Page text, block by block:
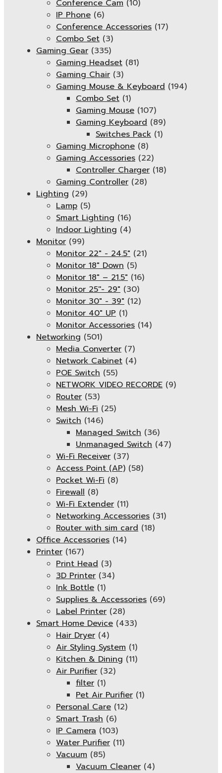
Conference Cam (10)
IP Phone (6)
Conference Accessories (17)
Combo Set (3)
Gaming Gear (335)
Gaming Headset (81)
Gaming Chair (3)
Gaming Mouse & Keyboard (194)
Combo Set (1)
Gaming Mouse (107)
Gaming Keyboard (89)
Switches Pack (1)
Gaming Microphone (8)
Gaming Accessories (22)
Controller Charger (18)
Gaming Controller (28)
Lighting (29)
Lamp (5)
Smart Lighting (16)
Indoor Lighting (4)
Monitor (99)
Monitor 22" - 24.5" (21)
Monitor 18" Down (5)
Monitor 18″ – 21.5″ (16)
Monitor 25''- 29" (30)
Monitor 30" - 39" (12)
Monitor 40" UP (1)
Monitor Accessories (14)
Networking (501)
Media Converter (7)
Network Cabinet (4)
POE Switch (55)
NETWORK VIDEO RECORDE (9)
Router (53)
Mesh Wi-Fi (25)
Switch (146)
Managed Switch (36)
Unmanaged Switch (47)
Wi-Fi Receiver (37)
Access Point (AP) (58)
Pocket Wi-Fi (8)
Firewall (8)
Wi-Fi Extender (11)
Networking Accessories (31)
Router with sim card (18)
Office Accessories (14)
Printer (167)
Print Head (3)
3D Printer (34)
Ink Bottle (1)
Supplies & Accessories (69)
Label Printer (28)
Smart Home Device (433)
Hair Dryer (4)
Air Styling System (1)
Kitchen & Dining (11)
Air Purifier (32)
filter (1)
Pet Air Purifier (1)
Personal Care (12)
Smart Trash (6)
IP Camera (103)
Water Purifier (11)
Vacuum (85)
Vacuum Cleaner (4)